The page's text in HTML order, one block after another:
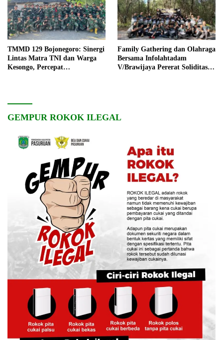
TMMD 129 Bojonegoro: Sinergi
Lintas Matra TNI dan Warga
Kesongo, Percepat
Family Gathering dan Olahraga
Bersama Infolahtadam
V/Brawijaya Pererat Soliditas
GEMPUR ROKOK ILEGAL